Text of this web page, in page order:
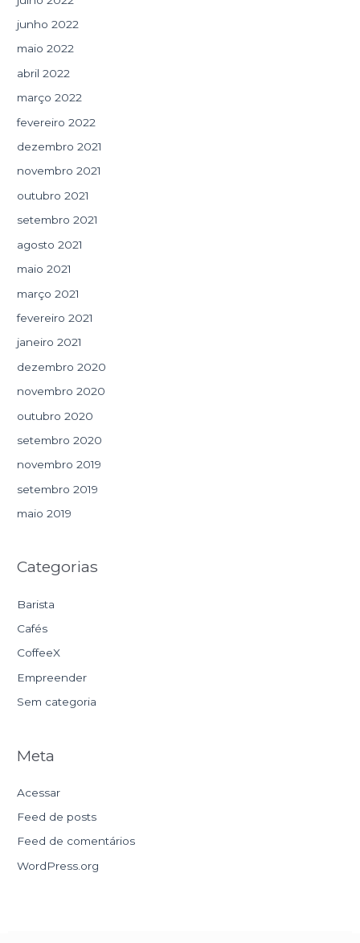
junho 2022
maio 2022
abril 2022
março 2022
fevereiro 2022
dezembro 2021
novembro 2021
outubro 2021
setembro 2021
agosto 2021
maio 2021
março 2021
fevereiro 2021
janeiro 2021
dezembro 2020
novembro 2020
outubro 2020
setembro 2020
novembro 2019
setembro 2019
maio 2019
Categorias
Barista
Cafés
CoffeeX
Empreender
Sem categoria
Meta
Acessar
Feed de posts
Feed de comentários
WordPress.org